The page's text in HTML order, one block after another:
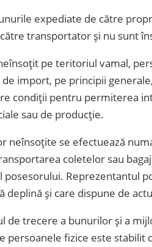
expediate de către
transportator și nu sunt
pe teritoriul vamal,
import, pe principii
condiții pentru permiterea
sau de producție.
neînsoțite se efectuează
coletelor sau
Reprezentantul
deplină și care dispune de
de trecere a bunurilor și a
persoanele fizice este